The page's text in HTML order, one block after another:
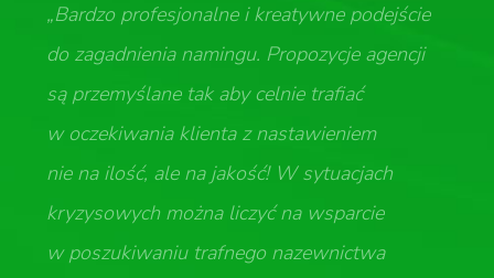
„Bardzo profesjonalne i kreatywne podejście
do zagadnienia namingu. Propozycje agencji
są przemyślane tak aby celnie trafiać
w oczekiwania klienta z nastawieniem
nie na ilość, ale na jakość! W sytuacjach
kryzysowych można liczyć na wsparcie
w poszukiwaniu trafnego nazewnictwa